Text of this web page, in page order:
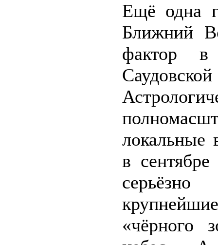
Ещё одна
Ближний
фактор в
локальные
в
«чёрного